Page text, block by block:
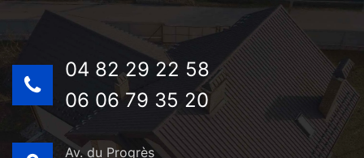
04 82 29 22 58
06 06 79 35 20
Av. du Progrès